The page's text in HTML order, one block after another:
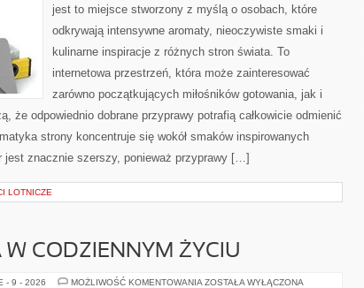
jest to miejsce stworzony z myślą o osobach, które
odkrywają intensywne aromaty, nieoczywiste smaki i
kulinarne inspiracje z różnych stron świata. To
internetowa przestrzeń, która może zainteresować
zarówno początkujących miłośników gotowania, jak i
że odpowiednio dobrane przyprawy potrafią całkowicie odmienić
strony koncentruje się wokół smaków inspirowanych
jest znacznie szerszy, ponieważ przyprawy […]
LOTNICZE
W CODZIENNYM ŻYCIU
- 9 - 2026 MOŻLIWOŚĆ KOMENTOWANIA MATEMATYKA
ZOSTAŁA WYŁĄCZONA